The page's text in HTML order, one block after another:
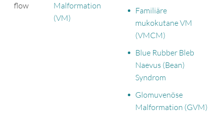
flow
Malformation
(VM)
Familiäre
mukokutane VM
(VMCM)
Blue Rubber Bleb
Naevus (Bean)
Syndrom
Glomuvenöse
Malformation (GVM)